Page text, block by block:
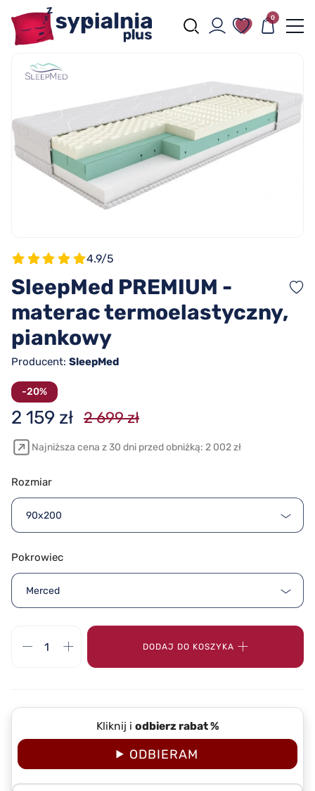
0
4.9/5
SleepMed PREMIUM -
materac termoelastyczny,
piankowy
Producent: SleepMed
-20%
2 159 zł 2 699 zł
Najniższa cena z 30 dni przed obniżką: 2 002 zł
Rozmiar
90x200
Pokrowiec
Merced
DODAJ DO KOSZYKA
Kliknij i odbierz rabat %
ODBIERAM